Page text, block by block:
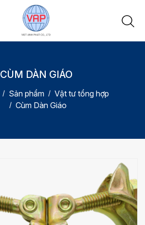
CÙM DÀN GIÁO
Sản phẩm
Vật tư tổng hợp
Cùm Dàn Giáo